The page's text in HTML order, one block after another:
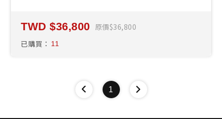
36,800 原價 36,800
已購買：
11
1